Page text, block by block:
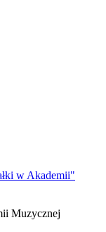
w Akademii"